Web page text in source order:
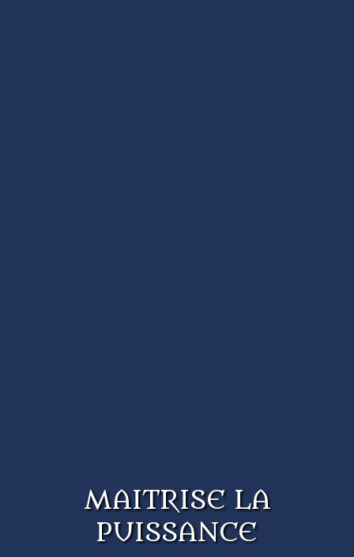
MAITRISE LA
PUISSANCE